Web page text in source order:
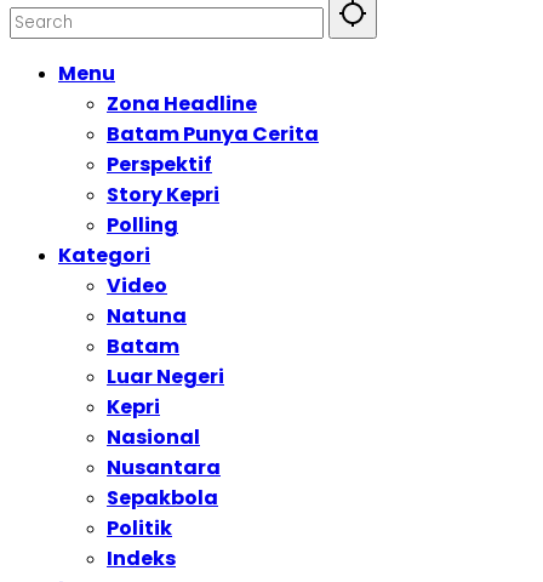
Menu
Zona Headline
Batam Punya Cerita
Perspektif
Story Kepri
Polling
Kategori
Video
Natuna
Batam
Luar Negeri
Kepri
Nasional
Nusantara
Sepakbola
Politik
Indeks